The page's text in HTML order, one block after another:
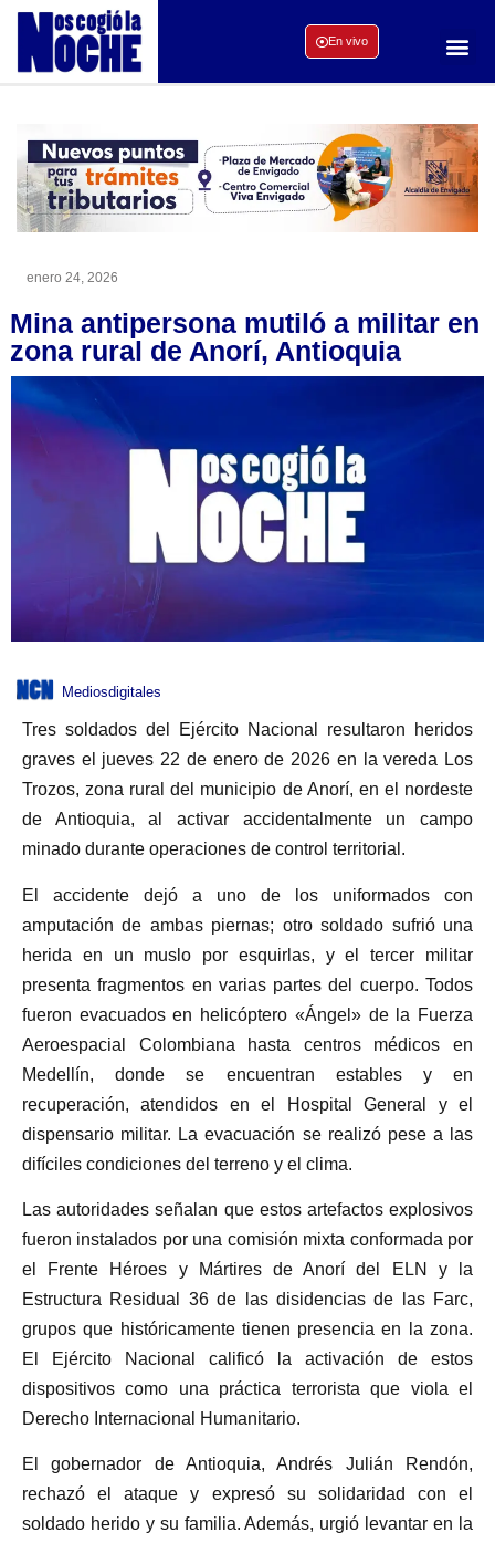
En vivo
enero 24, 2026
Mina antipersona mutiló a militar en
zona rural de Anorí, Antioquia
Mediosdigitales
Tres soldados del Ejército Nacional resultaron heridos
graves el jueves 22 de enero de 2026 en la vereda Los
Trozos, zona rural del municipio de Anorí, en el nordeste
de Antioquia, al activar accidentalmente un campo
minado durante operaciones de control territorial.
El accidente dejó a uno de los uniformados con
amputación de ambas piernas; otro soldado sufrió una
herida en un muslo por esquirlas, y el tercer militar
presenta fragmentos en varias partes del cuerpo. Todos
fueron evacuados en helicóptero «Ángel» de la Fuerza
Aeroespacial Colombiana hasta centros médicos en
Medellín, donde se encuentran estables y en
recuperación, atendidos en el Hospital General y el
dispensario militar. La evacuación se realizó pese a las
difíciles condiciones del terreno y el clima.
Las autoridades señalan que estos artefactos explosivos
fueron instalados por una comisión mixta conformada por
el Frente Héroes y Mártires de Anorí del ELN y la
Estructura Residual 36 de las disidencias de las Farc,
grupos que históricamente tienen presencia en la zona.
El Ejército Nacional calificó la activación de estos
dispositivos como una práctica terrorista que viola el
Derecho Internacional Humanitario.
El gobernador de Antioquia, Andrés Julián Rendón,
rechazó el ataque y expresó su solidaridad con el
soldado herido y su familia. Además, urgió levantar en la